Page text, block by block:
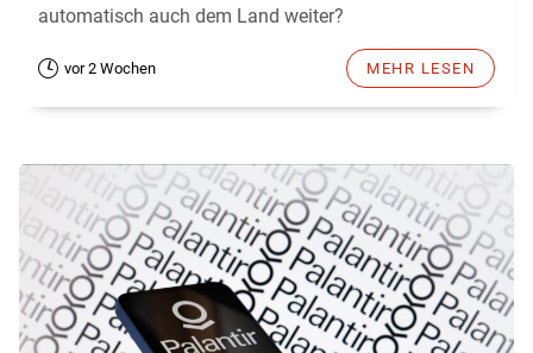
automatisch auch dem Land weiter?
vor 2 Wochen MEHR LESEN